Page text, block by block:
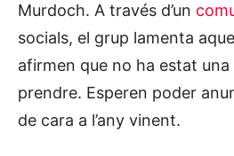
Murdoch. A través d’un
socials, el grup lamenta
afirmen que no ha estat
prendre. Esperen poder
de cara a l’any vinent.